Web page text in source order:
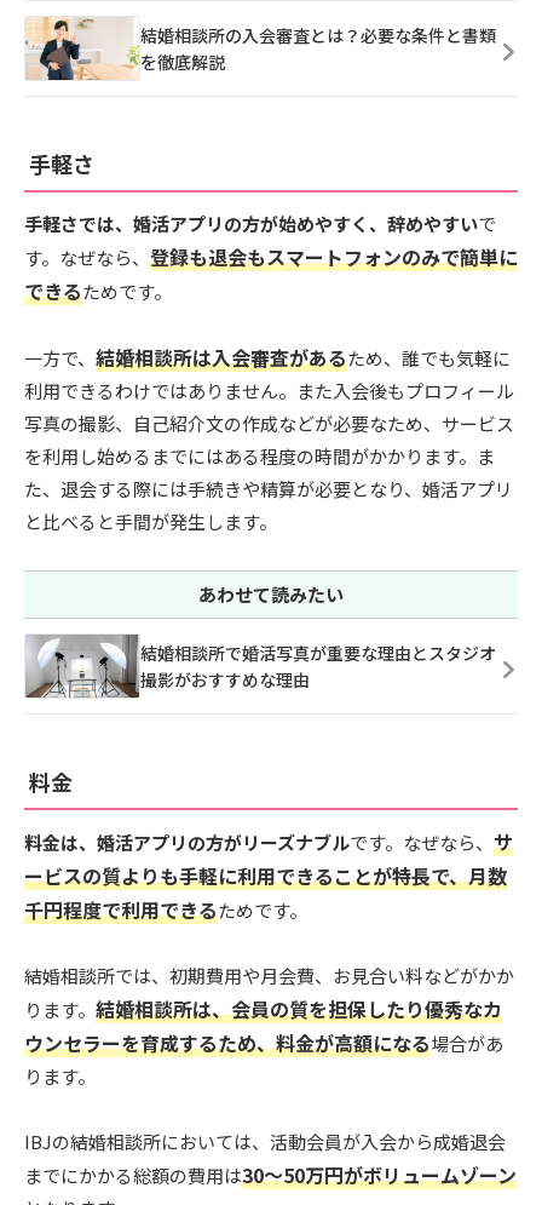
結婚相談所の入会審査とは？必要な条件と書類
を徹底解説
手軽さ
手軽さでは、婚活アプリの方が始めやすく、辞めやすいで
す。なぜなら、 登録も退会もスマートフォンのみで簡単に
できるためです。
一方で、 結婚相談所は入会審査があるため、誰でも気軽に
利用できるわけではありません。また入会後もプロフィール
写真の撮影、自己紹介文の作成などが必要なため、サービス
を利用し始めるまでにはある程度の時間がかかります。ま
た、退会する際には手続きや精算が必要となり、婚活アプリ
と比べると手間が発生します。
あわせて読みたい
結婚相談所で婚活写真が重要な理由とスタジオ
撮影がおすすめな理由
料金
料金は、婚活アプリの方がリーズナブルです。なぜなら、 サ
ービスの質よりも手軽に利用できることが特長で、月数
千円程度で利用できるためです。
結婚相談所では、初期費用や月会費、お見合い料などがかか
ります。 結婚相談所は、会員の質を担保したり優秀なカ
ウンセラーを育成するため、料金が高額になる場合があ
ります。
IBJの結婚相談所においては、活動会員が入会から成婚退会
までにかかる総額の費用は30～50万円がボリュームゾーン